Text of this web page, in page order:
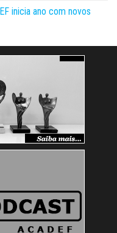
inicia ano com novos